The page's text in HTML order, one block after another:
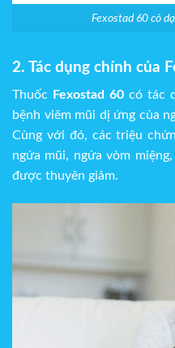
Fexostad 60 có
2. Tác dụng chính của
Thuốc Fexostad 60có tác
bệnh viêm mũi dị ứng của
Cùng với đó, các triệu
ngứa mũi, ngứa vòm
được thuyên giảm.